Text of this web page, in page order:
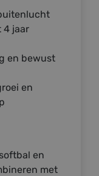
4 jaar
en bewust
en
en
met